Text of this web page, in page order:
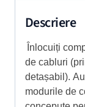
Descriere
Înlocuiți
de cabluri
detașabil).
modurile de